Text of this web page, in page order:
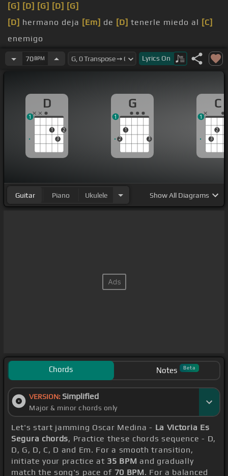
[G] [D] [G] [D] [G]
[D] hermano deja [Em] de [D] tenerle miedo al [C]
enemigo
hermano
70BPM Lyrics On
D
1
3
2
1
G
2
1
3
1
C
3
2
1
Guitar Piano Ukulele ShowAll Diagrams
Chords Notes Beta
VERSION: Simplified
Major & minor chords only
Let's start jamming Oscar Medina - La Victoria Es
Segura chords, Practice these chords sequence - D,
D, G, D, C, D and Em. For a smooth transition,
initiate your practice at 35 BPM and gradually
match the song's pace of 70 BPM. For a balanced